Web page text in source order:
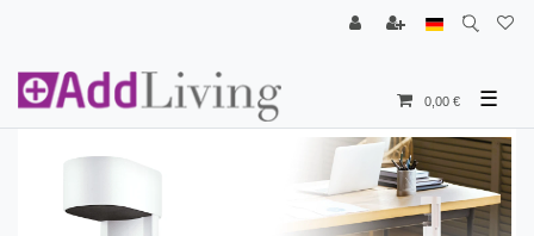
0,00 € ☰